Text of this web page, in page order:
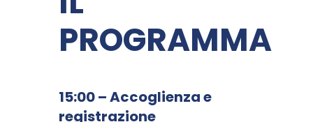
PROGRAMMA
15:00 – Accoglienza e
registrazione